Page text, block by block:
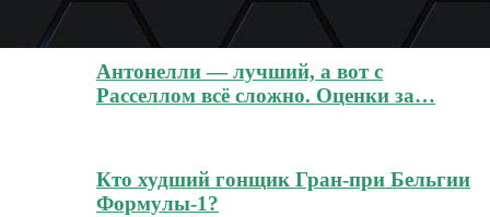
Антонелли — лучший, а вот с
Расселлом всё сложно. Оценки за…
Кто худший гонщик Гран-при Бельгии
Формулы-1?